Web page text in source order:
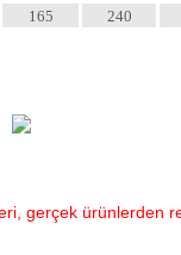
165 240
gerçek ürünlerden